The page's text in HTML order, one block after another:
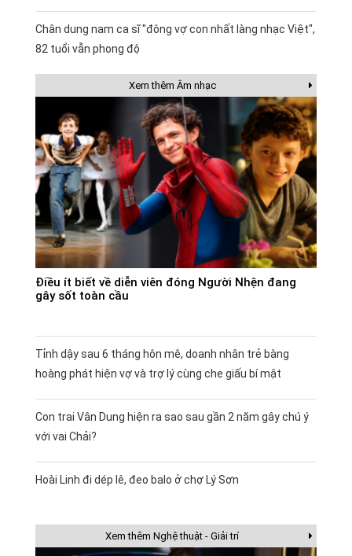
Chân dung nam ca sĩ "đông vợ con nhất làng nhạc Việt",
82 tuổi vẫn phong độ
Xem thêm Âm nhạc
Điều ít biết về diễn viên đóng Người Nhện đang
gây sốt toàn cầu
Tỉnh dậy sau 6 tháng hôn mê, doanh nhân trẻ bàng
hoàng phát hiện vợ và trợ lý cùng che giấu bí mật
Con trai Vân Dung hiện ra sao sau gần 2 năm gây chú ý
với vai Chải?
Hoài Linh đi dép lê, đeo balo ở chợ Lý Sơn
Xem thêm Nghệ thuật - Giải trí